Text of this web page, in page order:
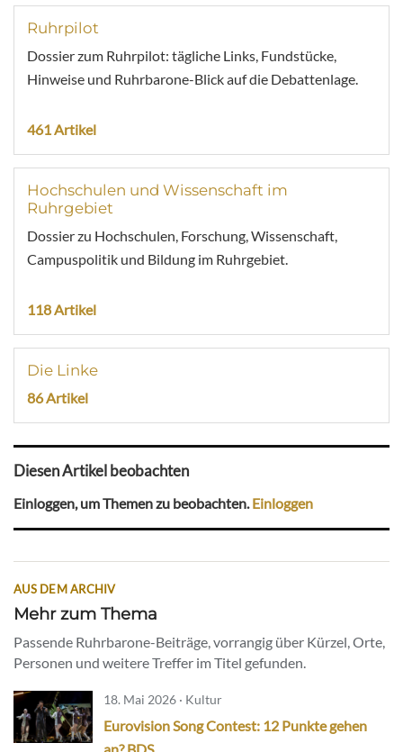
Ruhrpilot
Dossier zum Ruhrpilot: tägliche Links, Fundstücke,
Hinweise und Ruhrbarone-Blick auf die Debattenlage.
461 Artikel
Hochschulen und Wissenschaft im
Ruhrgebiet
Dossier zu Hochschulen, Forschung, Wissenschaft,
Campuspolitik und Bildung im Ruhrgebiet.
118 Artikel
Die Linke
86 Artikel
Diesen Artikel beobachten
Einloggen, um Themen zu beobachten.Einloggen
AUS DEM ARCHIV
Mehr zum Thema
Passende Ruhrbarone-Beiträge, vorrangig über Kürzel, Orte,
Personen und weitere Treffer im Titel gefunden.
18. Mai 2026 · Kultur
Eurovision Song Contest: 12 Punkte gehen
an? BDS